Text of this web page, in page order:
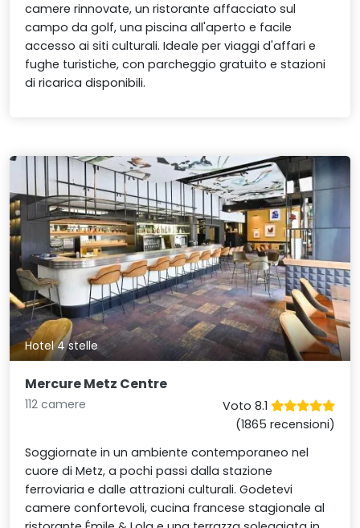
camere rinnovate, un ristorante affacciato sul
campo da golf, una piscina all'aperto e facile
accesso ai siti culturali. Ideale per viaggi d'affari e
fughe turistiche, con parcheggio gratuito e stazioni
di ricarica disponibili.
Hotel 4 stelle
Mercure Metz Centre
112 camere
Voto 8.1
(1865 recensioni)
Soggiornate in un ambiente contemporaneo nel
cuore di Metz, a pochi passi dalla stazione
ferroviaria e dalle attrazioni culturali. Godetevi
camere confortevoli, cucina francese stagionale al